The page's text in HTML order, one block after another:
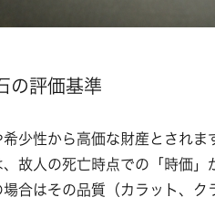
の評価基準
少性から高価な財産とされ
故人の死亡時点での「時価
合はその品質（カラット、